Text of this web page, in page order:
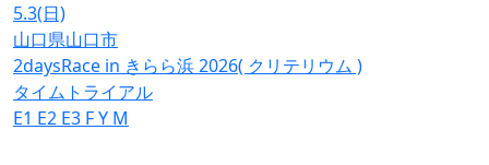
5.3(日)
山口県山口市
2daysRace in きらら浜 2026( クリテリウム )
タイムトライアル
E1 E2 E3 FY M